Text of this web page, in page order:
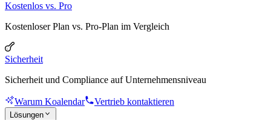
Kostenlos vs. Pro
Kostenloser Plan vs. Pro-Plan im Vergleich
Sicherheit
Sicherheit und Compliance auf Unternehmensniveau
Warum Koalendar Vertrieb kontaktieren
Lösungen